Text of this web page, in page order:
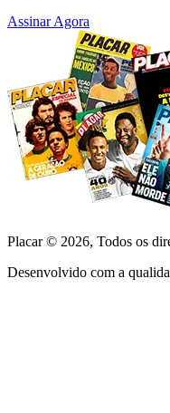
Assinar Agora
Placar © 2026, Todos os
Desenvolvido com a